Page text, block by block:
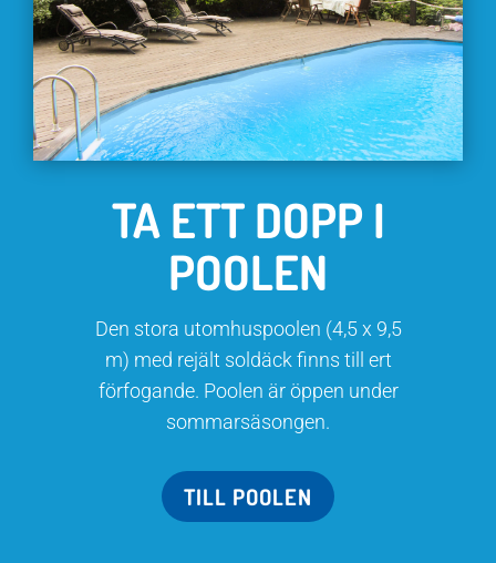
TA ETT DOPP I
POOLEN
Den stora utomhuspoolen (4,5 x 9,5
m) med rejält soldäck finns till ert
förfogande. Poolen är öppen under
sommarsäsongen.
TILL POOLEN